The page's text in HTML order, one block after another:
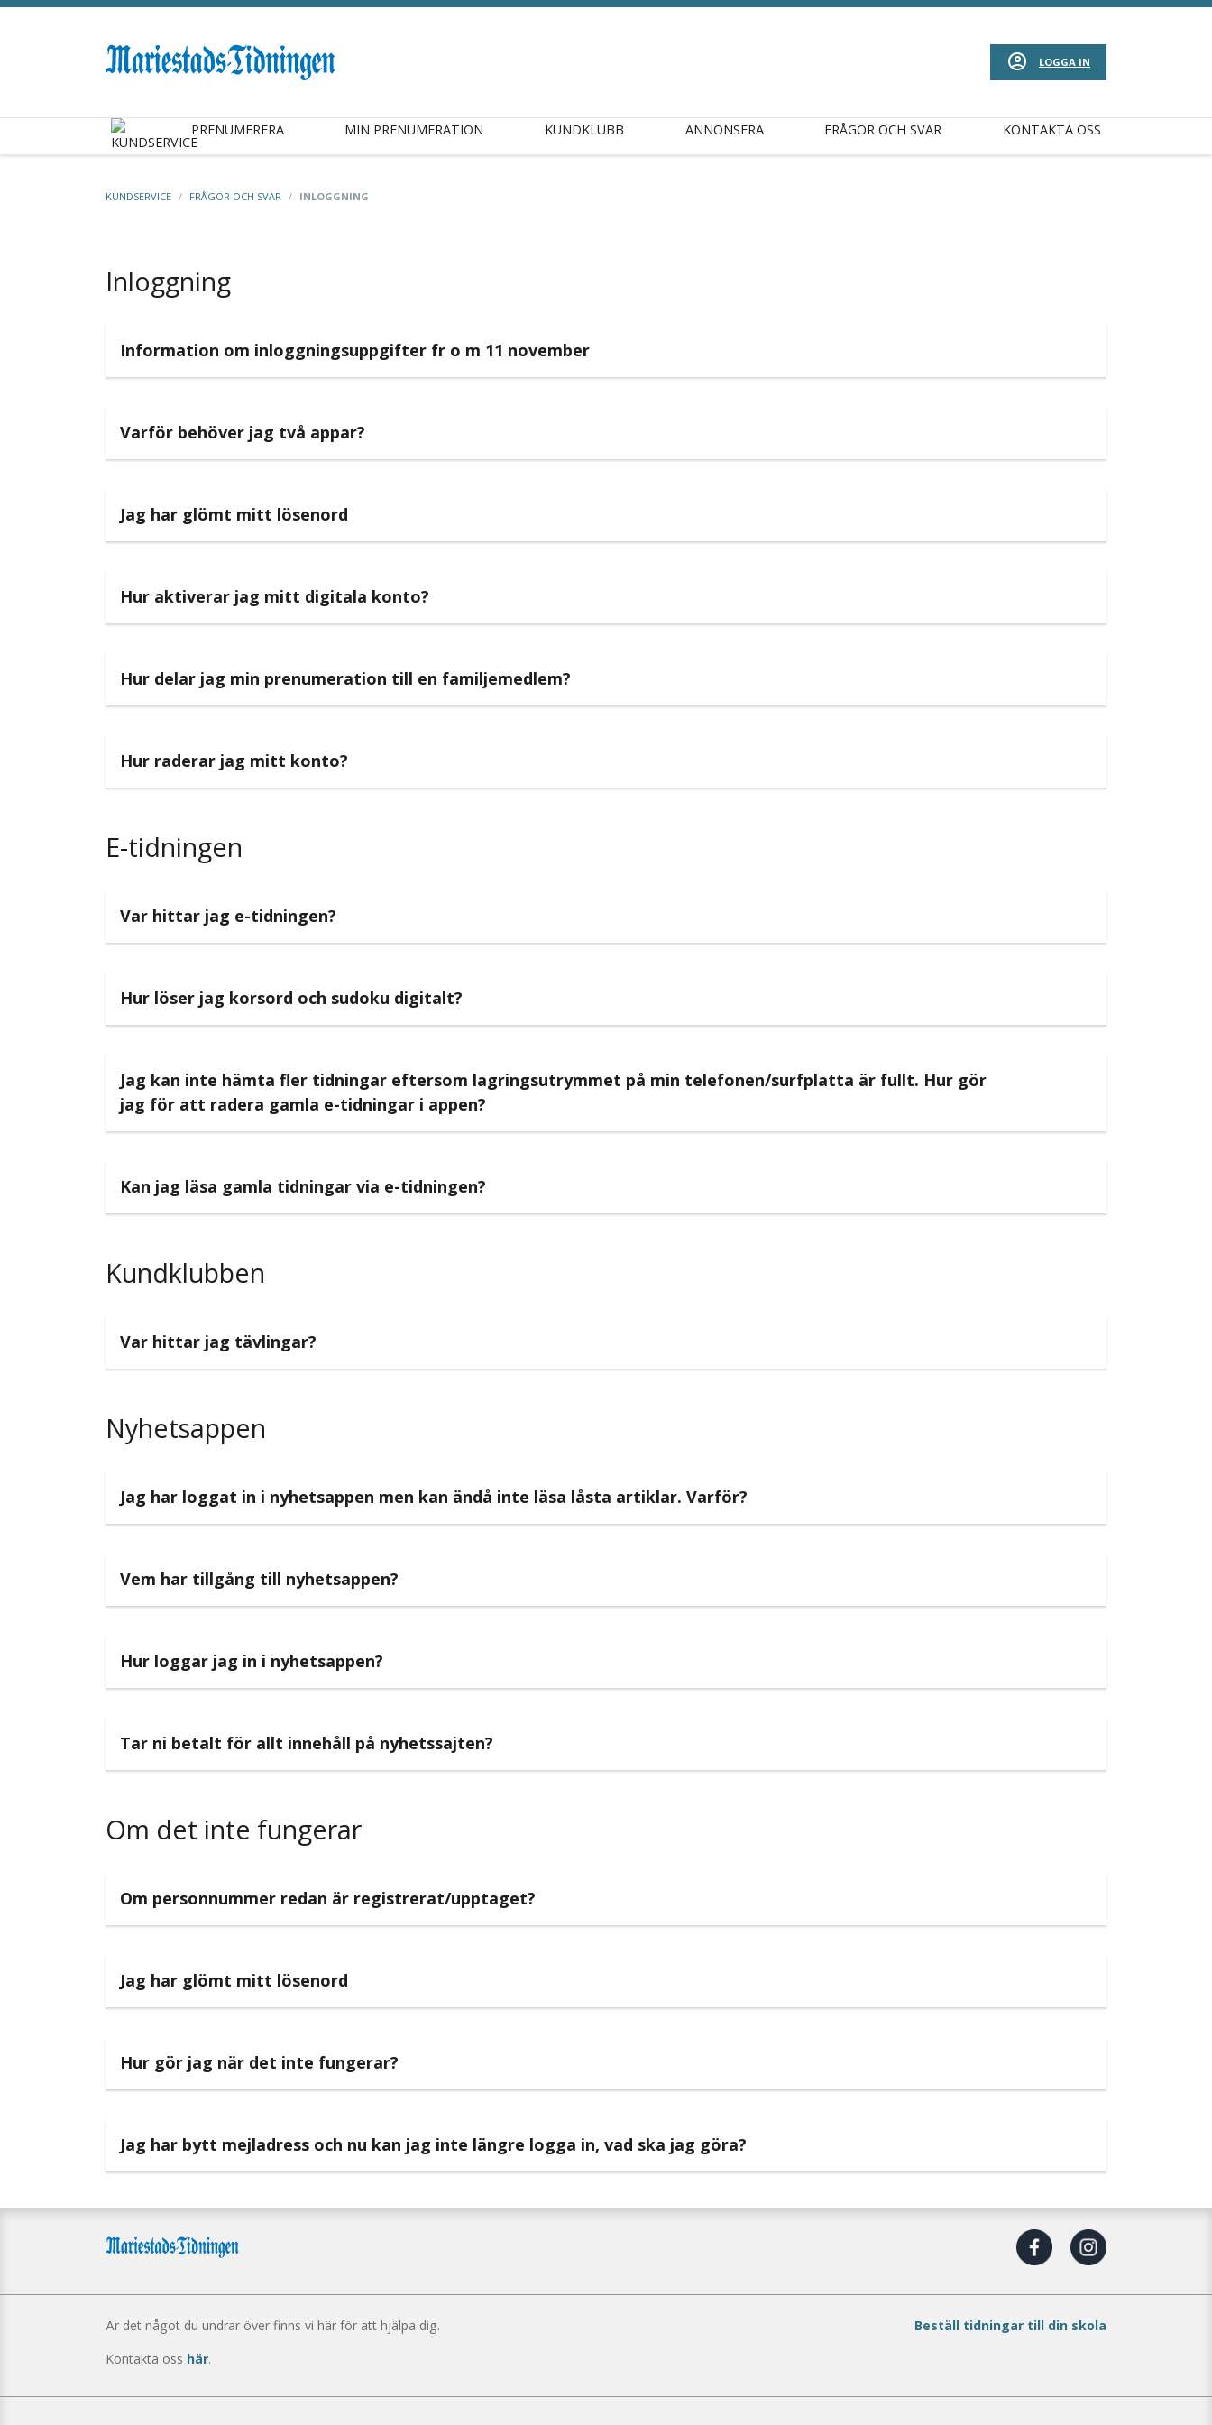
LOGGA IN
PRENUMERERA MIN PRENUMERATION KUNDKLUBB ANNONSERA FRÅGOR OCH SVAR KONTAKTA OSS
KUNDSERVICE / FRÅGOR OCH SVAR / INLOGGNING
Inloggning
Information om inloggningsuppgifter fr o m 11 november
Varför behöver jag två appar?
Jag har glömt mitt lösenord
Hur aktiverar jag mitt digitala konto?
Hur delar jag min prenumeration till en familjemedlem?
Hur raderar jag mitt konto?
E-tidningen
Var hittar jag e-tidningen?
Hur löser jag korsord och sudoku digitalt?
Jag kan inte hämta fler tidningar eftersom lagringsutrymmet på min telefonen/surfplatta är fullt. Hur gör
jag för att radera gamla e-tidningar i appen?
Kan jag läsa gamla tidningar via e-tidningen?
Kundklubben
Var hittar jag tävlingar?
Nyhetsappen
Jag har loggat in i nyhetsappen men kan ändå inte läsa låsta artiklar. Varför?
Vem har tillgång till nyhetsappen?
Hur loggar jag in i nyhetsappen?
Tar ni betalt för allt innehåll på nyhetssajten?
Om det inte fungerar
Om personnummer redan är registrerat/upptaget?
Jag har glömt mitt lösenord
Hur gör jag när det inte fungerar?
Jag har bytt mejladress och nu kan jag inte längre logga in, vad ska jag göra?
Är det något du undrar över finns vi här för att hjälpa dig.
Kontakta oss här.
Beställ tidningar till din skola